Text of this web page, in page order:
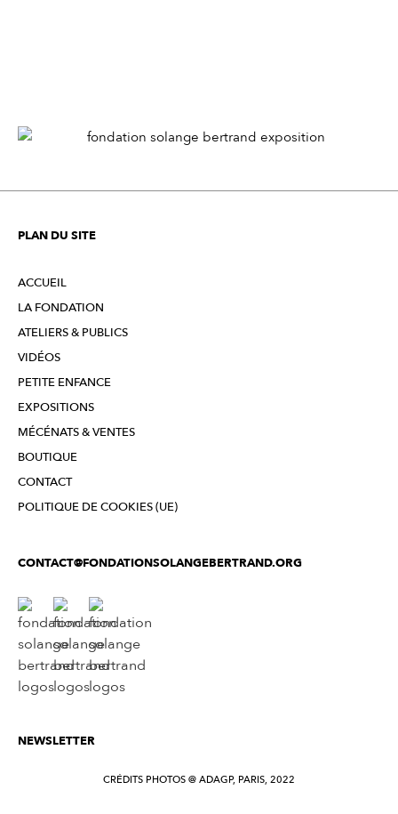
PLAN DU SITE
ACCUEIL
LA FONDATION
ATELIERS & PUBLICS
VIDÉOS
PETITE ENFANCE
EXPOSITIONS
MÉCÉNATS & VENTES
BOUTIQUE
CONTACT
POLITIQUE DE COOKIES (UE)
CONTACT@FONDATIONSOLANGEBERTRAND.ORG
NEWSLETTER
CRÉDITS PHOTOS @ ADAGP, PARIS, 2022